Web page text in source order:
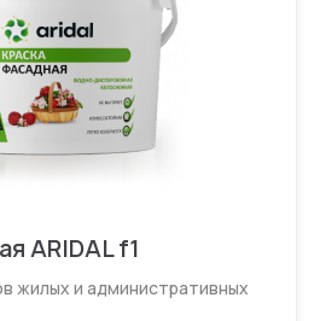
ARIDAL f1
жилых и администрати­вных